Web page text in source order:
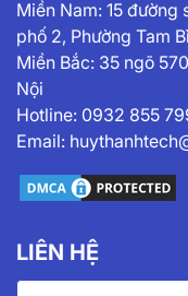
Miền Nam: 15 đường
phố 2, Phường Tam
Miền Bắc: 35 ngõ
Nội
Hotline: 0932 855
Email:
LIÊN HỆ